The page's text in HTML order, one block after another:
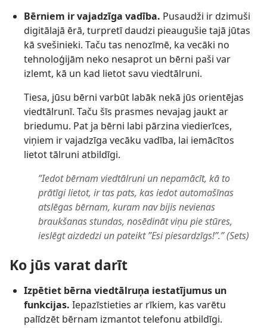
Bērniem ir vajadzīga vadība. Pusaudži ir dzimuši
digitālajā ērā, turpretī daudzi pieaugušie tajā jūtas
kā svešinieki. Taču tas nenozīmē, ka vecāki no
tehnoloģijām neko nesaprot un bērni paši var
izlemt, kā un kad lietot savu viedtālruni.
Tiesa, jūsu bērni varbūt labāk nekā jūs orientējas
viedtālrunī. Taču šīs prasmes nevajag jaukt ar
briedumu. Pat ja bērni labi pārzina viedierīces,
viņiem ir vajadzīga vecāku vadība, lai iemācītos
lietot tālruni atbildīgi.
”Iedot bērnam viedtālruni un nepamācīt, kā to
prātīgi lietot, ir tas pats, kas iedot automašīnas
atslēgas bērnam, kuram nav bijis nevienas
braukšanas stundas, nosēdināt viņu pie stūres,
ieslēgt aizdedzi un pateikt ”Esi piesardzīgs!”.” (Sets)
Ko jūs varat darīt
Izpētiet bērna viedtālruņa iestatījumus un
funkcijas. Iepazīstieties ar rīkiem, kas varētu
palīdzēt bērnam izmantot telefonu atbildīgi.